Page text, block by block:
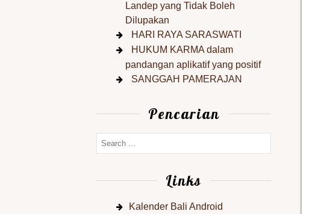
Landep yang Tidak Boleh
Dilupakan
HARI RAYA SARASWATI
HUKUM KARMA dalam
pandangan aplikatif yang positif
SANGGAH PAMERAJAN
Pencarian
Links
Kalender Bali Android